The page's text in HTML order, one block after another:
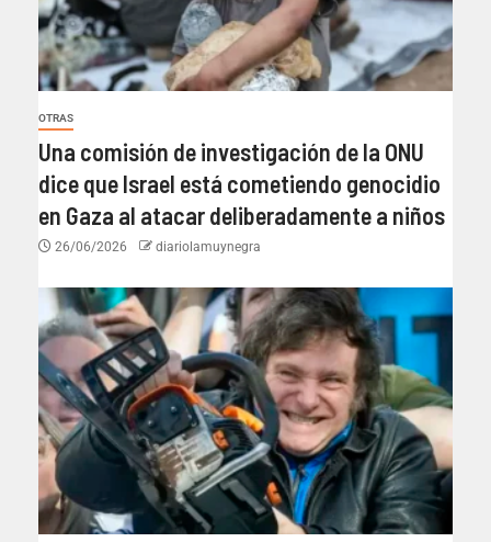
OTRAS
Una comisión de investigación de la ONU
dice que Israel está cometiendo genocidio
en Gaza al atacar deliberadamente a niños
26/06/2026 diariolamuynegra